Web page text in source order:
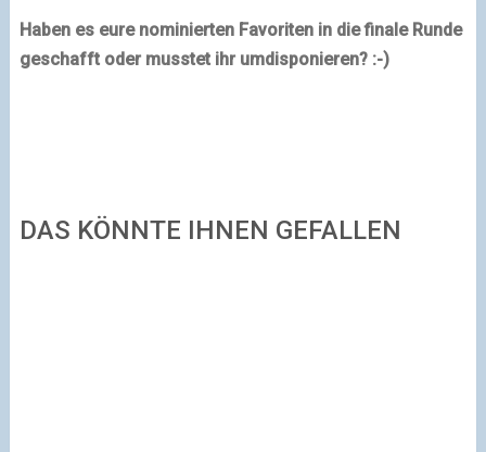
Haben es eure nominierten Favoriten in die finale Runde
geschafft oder musstet ihr umdisponieren? :-)
DAS KÖNNTE IHNEN GEFALLEN